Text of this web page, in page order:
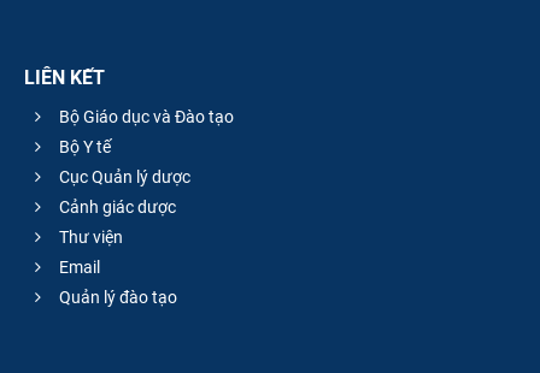
LIÊN KẾT
Bộ Giáo dục và Đào tạo
Bộ Y tế
Cục Quản lý dược
Cảnh giác dược
Thư viện
Email
Quản lý đào tạo